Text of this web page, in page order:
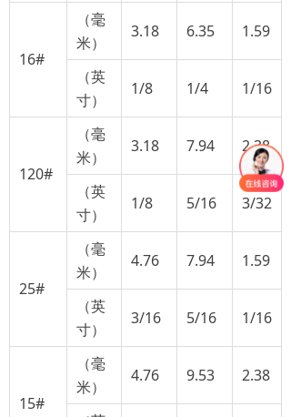
16#
（毫
米）
3.18 6.35 1.59
（英
寸）
1/8 1/4 1/16
120#
（毫
米）
3.18 7.94 2.38
（英
寸）
1/8 5/16 3/32
25#
（毫
米）
4.76 7.94 1.59
（英
寸）
3/16 5/16 1/16
15#
（毫
米）
4.76 9.53 2.38